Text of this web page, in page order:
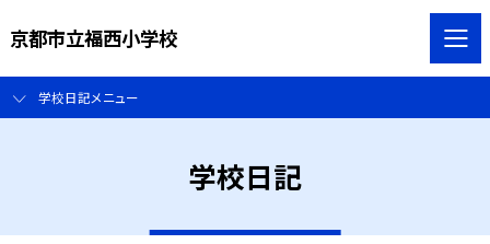
京都市立福西小学校
学校日記メニュー
学校日記